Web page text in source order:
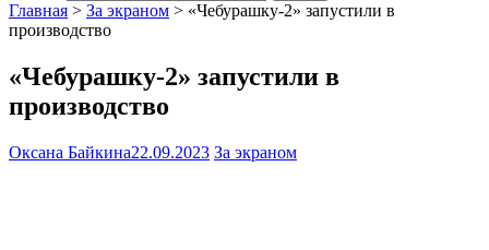
Главная > За экраном > «Чебурашку-2» запустили в
производство
«Чебурашку-2» запустили в
производство
Оксана Байкина22.09.2023 За экраном